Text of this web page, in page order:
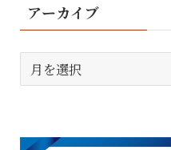
アーカイブ
ー
ブ